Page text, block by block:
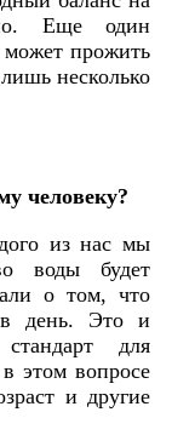
Еще один
прожить
несколько
человеку?
из нас мы
воды будет
о том, что
день. Это и
для
в этом вопросе
и другие